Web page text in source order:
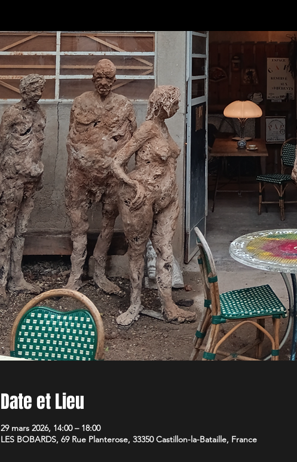
Date et Lieu
29 mars 2026, 14:00 – 18:00
LES BOBARDS, 69 Rue Planterose, 33350 Castillon-la-Bataille, France